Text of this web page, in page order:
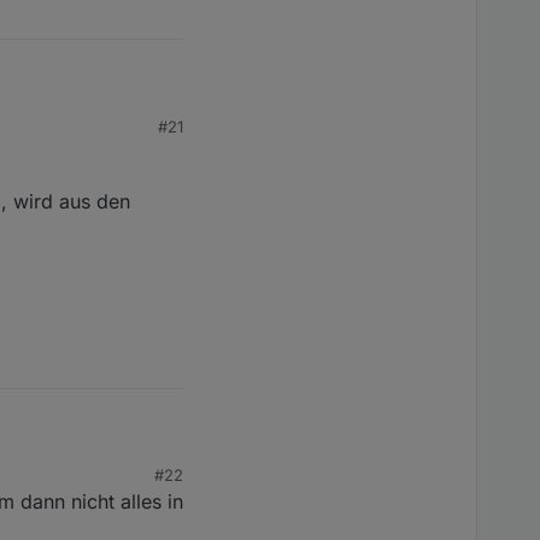
man z. Bsp. auch
#21
wird aus den
aus den
#22
dann nicht alles in